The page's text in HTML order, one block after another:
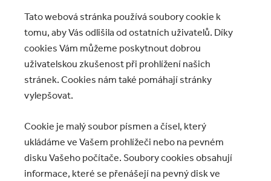
Tato webová stránka používá soubory cookie k
tomu, aby Vás odlišila od ostatních uživatelů. Díky
cookies Vám můžeme poskytnout dobrou
uživatelskou zkušenost při prohlížení našich
stránek. Cookies nám také pomáhají stránky
vylepšovat.
Cookie je malý soubor písmen a čísel, který
ukládáme ve Vašem prohlížeči nebo na pevném
disku Vašeho počítače. Soubory cookies obsahují
informace, které se přenášejí na pevný disk ve